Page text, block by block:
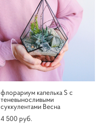
флорариум капелька S c
теневыносливыми
суккулентами Весна
4 500 pуб.